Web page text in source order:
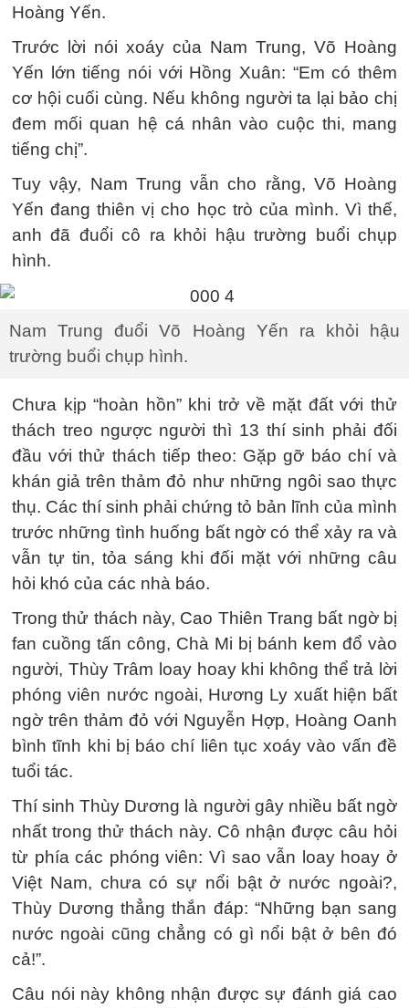
Hoàng Yến.
Trước lời nói xoáy của Nam Trung, Võ Hoàng
Yến lớn tiếng nói với Hồng Xuân: “Em có thêm
cơ hội cuối cùng. Nếu không người ta lại bảo chị
đem mối quan hệ cá nhân vào cuộc thi, mang
tiếng chị”.
Tuy vậy, Nam Trung vẫn cho rằng, Võ Hoàng
Yến đang thiên vị cho học trò của mình. Vì thế,
anh đã đuổi cô ra khỏi hậu trường buổi chụp
hình.
Nam Trung đuổi Võ Hoàng Yến ra khỏi hậu
trường buổi chụp hình.
Chưa kịp “hoàn hồn” khi trở về mặt đất với thử
thách treo ngược người thì 13 thí sinh phải đối
đầu với thử thách tiếp theo: Gặp gỡ báo chí và
khán giả trên thảm đỏ như những ngôi sao thực
thụ. Các thí sinh phải chứng tỏ bản lĩnh của mình
trước những tình huống bất ngờ có thể xảy ra và
vẫn tự tin, tỏa sáng khi đối mặt với những câu
hỏi khó của các nhà báo.
Trong thử thách này, Cao Thiên Trang bất ngờ bị
fan cuồng tấn công, Chà Mi bị bánh kem đổ vào
người, Thùy Trâm loay hoay khi không thể trả lời
phóng viên nước ngoài, Hương Ly xuất hiện bất
ngờ trên thảm đỏ với Nguyễn Hợp, Hoàng Oanh
bình tĩnh khi bị báo chí liên tục xoáy vào vấn đề
tuổi tác.
Thí sinh Thùy Dương là người gây nhiều bất ngờ
nhất trong thử thách này. Cô nhận được câu hỏi
từ phía các phóng viên: Vì sao vẫn loay hoay ở
Việt Nam, chưa có sự nổi bật ở nước ngoài?,
Thùy Dương thẳng thắn đáp: “Những bạn sang
nước ngoài cũng chẳng có gì nổi bật ở bên đó
cả!”.
Câu nói này không nhận được sự đánh giá cao